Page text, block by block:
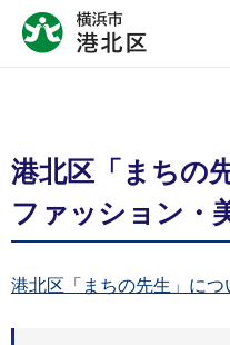
港北区「まちの
ファッション・
港北区「まちの先生」につ